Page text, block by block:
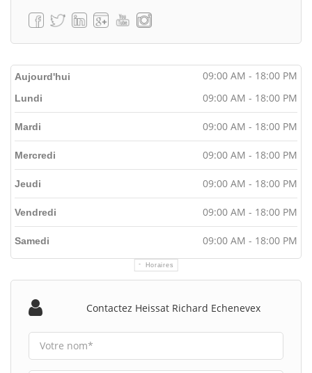
Aujourd'hui 09:00 AM - 18:00 PM
Horaires
Lundi 09:00 AM - 18:00 PM
Mardi 09:00 AM - 18:00 PM
Mercredi 09:00 AM - 18:00 PM
Jeudi 09:00 AM - 18:00 PM
Vendredi 09:00 AM - 18:00 PM
Samedi 09:00 AM - 18:00 PM
Contactez Heissat Richard Echenevex